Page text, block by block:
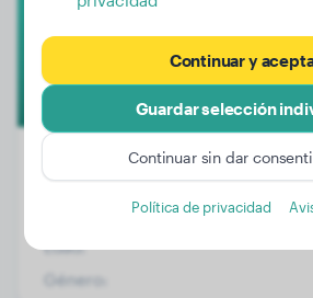
Edad:
Género:
Continuar y
Guardar selección
Continuar sin dar
Política de privacidad